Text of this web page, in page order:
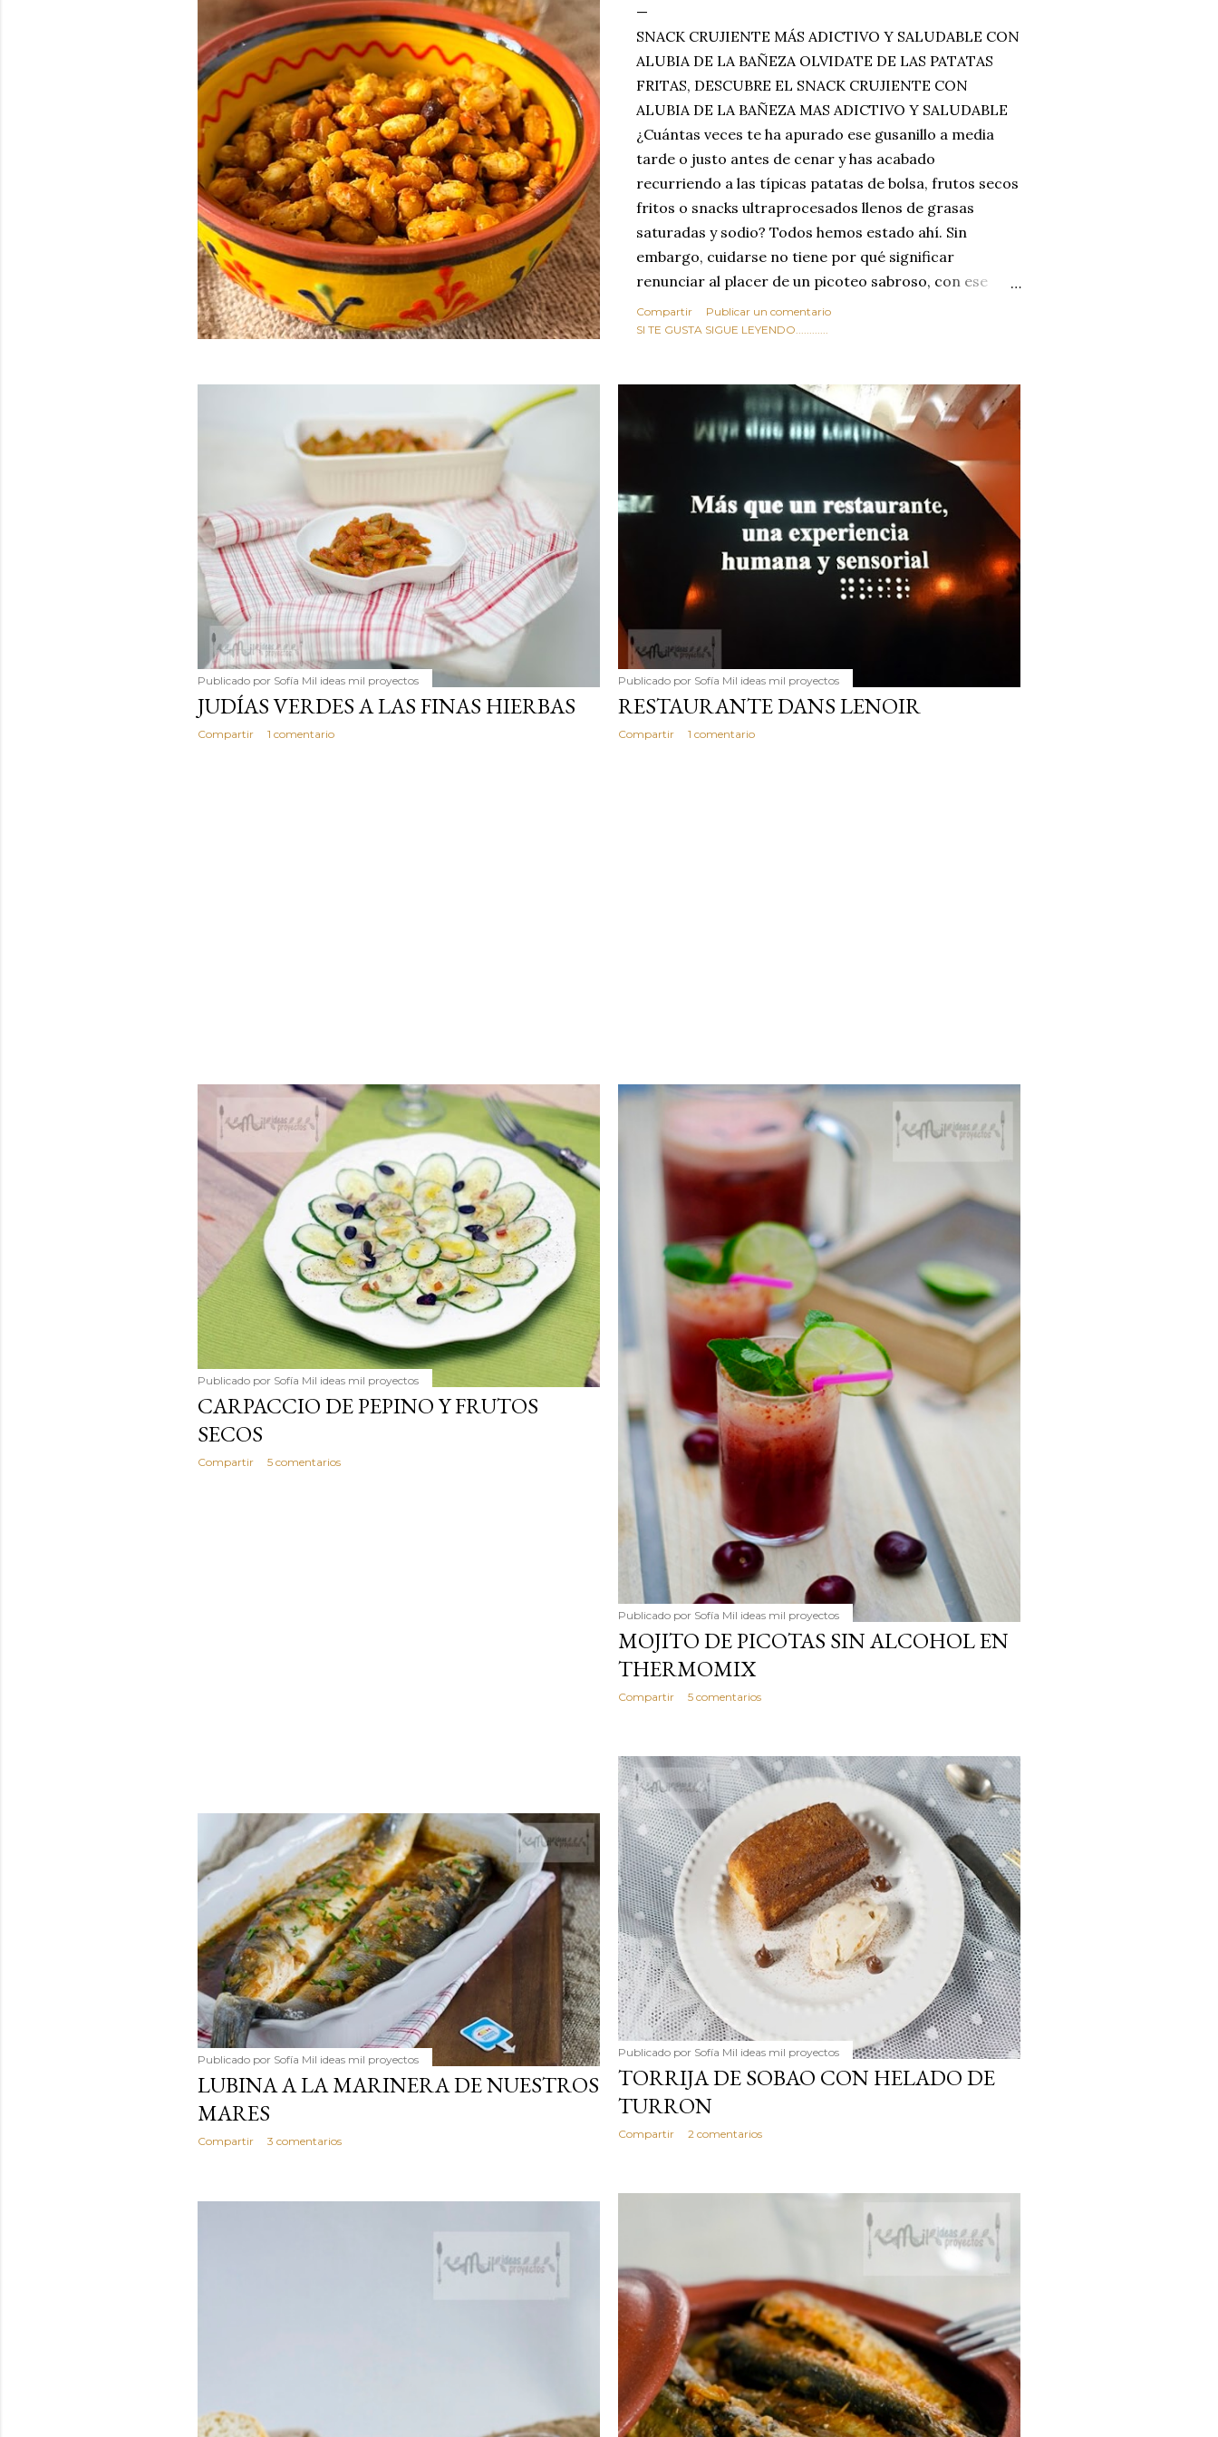
SNACK CRUJIENTE MÁS ADICTIVO Y SALUDABLE CON
ALUBIA DE LA BAÑEZA OLVIDATE DE LAS PATATAS
FRITAS, DESCUBRE EL SNACK CRUJIENTE CON
ALUBIA DE LA BAÑEZA MAS ADICTIVO Y SALUDABLE
¿Cuántas veces te ha apurado ese gusanillo a media
tarde o justo antes de cenar y has acabado
recurriendo a las típicas patatas de bolsa, frutos secos
fritos o snacks ultraprocesados llenos de grasas
saturadas y sodio? Todos hemos estado ahí. Sin
embargo, cuidarse no tiene por qué significar
renunciar al placer de un picoteo sabroso, con ese
toque tostado y crujiente que tanto nos satisface.
Estas alubias crujientes al horno van a cambiar por
tradicionales y copiosos de invierno. Con esta receta
simple pero revolucionaria, transformaremos un
ingrediente tan humilde como la alubia de La Bañeza
en un snack ligero, dorado, cargado de proteína y
100% natural. Es el sustituto perfecto a los frutos se...
Compartir
Publicar un comentario
SI TE GUSTA SIGUE LEYENDO............
Publicado por Sofía Mil ideas mil proyectos
JUDÍAS VERDES A LAS FINAS HIERBAS
Compartir 1 comentario
Publicado por Sofía Mil ideas mil proyectos
RESTAURANTE DANS LENOIR
Compartir 1 comentario
Publicado por Sofía Mil ideas mil proyectos
CARPACCIO DE PEPINO Y FRUTOS
SECOS
Compartir 5 comentarios
Publicado por Sofía Mil ideas mil proyectos
MOJITO DE PICOTAS SIN ALCOHOL EN
THERMOMIX
Compartir 5 comentarios
Publicado por Sofía Mil ideas mil proyectos
TORRIJA DE SOBAO CON HELADO DE
TURRON
Compartir 2 comentarios
Publicado por Sofía Mil ideas mil proyectos
LUBINA A LA MARINERA DE NUESTROS
MARES
Compartir 3 comentarios